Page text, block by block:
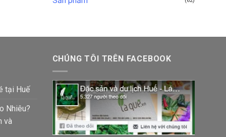
tại Huế
Nhiêu?
và
CHÚNG TÔI TRÊN FACEBOOK